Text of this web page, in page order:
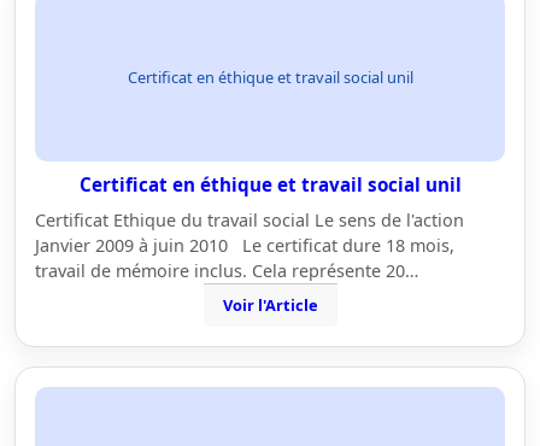
Certificat en éthique et travail social unil
Certificat en éthique et travail social unil
Certificat Ethique du travail social Le sens de l'action
Janvier 2009 à juin 2010 Le certificat dure 18 mois,
travail de mémoire inclus. Cela représente 20…
Voir l'Article